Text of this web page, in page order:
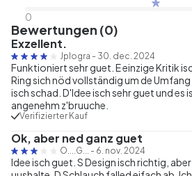
0
Bewertungen (0)
Exzellent.
Jplogra - 30. dec. 2024
Funktioniert sehr guet. E einzige Kritik
Ring sich nöd vollständig um de
isch schad. D'Idee isch sehr guet und es
angenehm z'bruuche.
Verifizierter Kauf
Ok, aber ned ganz guet
O....G... - 6. nov. 2024
Idee isch guet. S Design isch richtig,